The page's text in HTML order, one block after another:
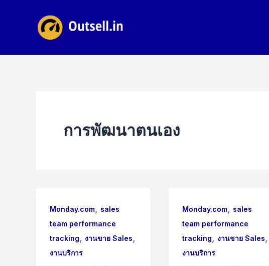
การพัฒนาตนเอง
Monday.com
sales
team performance
tracking
งานขาย Sales
งานบริการ
Monday.com,
sales
team performance
tracking
งานขาย Sales
งานบริการ